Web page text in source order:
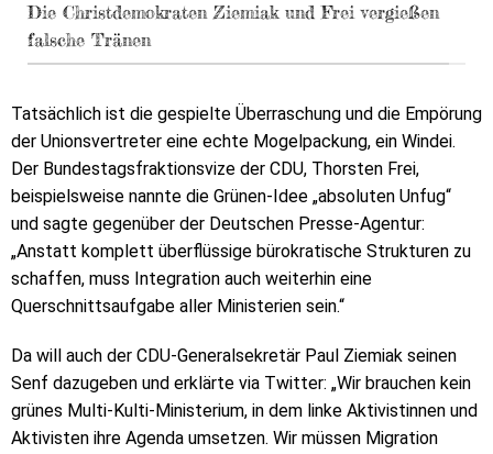
Die Christdemokraten Ziemiak und Frei vergießen
falsche Tränen
Tatsächlich ist die gespielte Überraschung und die Empörung
der Unionsvertreter eine echte Mogelpackung, ein Windei.
Der Bundestagsfraktionsvize der CDU, Thorsten Frei,
beispielsweise nannte die Grünen-Idee „absoluten Unfug“
und sagte gegenüber der Deutschen Presse-Agentur:
„Anstatt komplett überflüssige bürokratische Strukturen zu
schaffen, muss Integration auch weiterhin eine
Querschnittsaufgabe aller Ministerien sein.“
Da will auch der CDU-Generalsekretär Paul Ziemiak seinen
Senf dazugeben und erklärte via Twitter: „Wir brauchen kein
grünes Multi-Kulti-Ministerium, in dem linke Aktivistinnen und
Aktivisten ihre Agenda umsetzen. Wir müssen Migration